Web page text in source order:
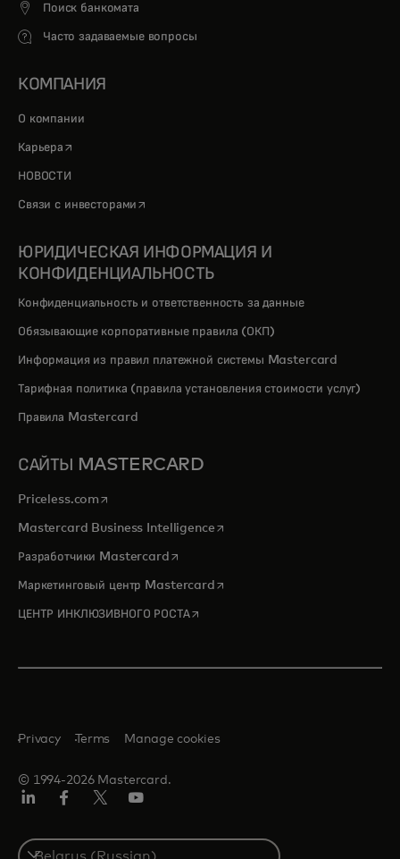
Поиск банкомата
Часто задаваемые вопросы
КОМПАНИЯ
О компании
Карьера opens in a new tab
НОВОСТИ
Связи с инвесторами opens in a new tab
ЮРИДИЧЕСКАЯ ИНФОРМАЦИЯ И
КОНФИДЕНЦИАЛЬНОСТЬ
Конфиденциальность и ответственность за данные
Обязывающие корпоративные правила (ОКП)
Информация из правил платежной системы Mastercard
Тарифная политика (правила установления стоимости услуг)
Правила Mastercard
САЙТЫ MASTERCARD
Priceless.com opens in a new tab
Mastercard Business Intelligenceopens in a new tab
Разработчики Mastercardopens in a new tab
Маркетинговый центр Mastercardopens in a new tab
ЦЕНТР ИНКЛЮЗИВНОГО РОСТАopens in a new tab
© 1994-2026 Mastercard.
Privacy Terms Manage cookies
Select
Twitter)